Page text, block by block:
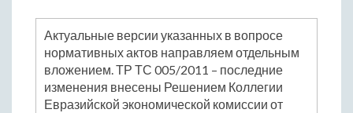
Актуальные версии указанных в вопросе
нормативных актов направляем отдельным
вложением. ТР ТС 005/2011 – последние
изменения внесены Решением Коллегии
Евразийской экономической комиссии от